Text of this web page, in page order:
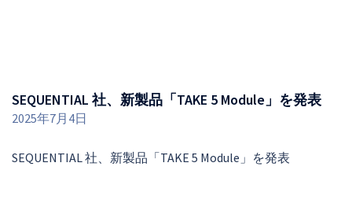
SEQUENTIAL 社、新製品「TAKE 5 Module」を発表
2025年7月4日
SEQUENTIAL 社、新製品「TAKE 5 Module」を発表